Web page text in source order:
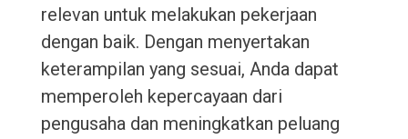
relevan untuk melakukan pekerjaan
dengan baik. Dengan menyertakan
keterampilan yang sesuai, Anda dapat
memperoleh kepercayaan dari
pengusaha dan meningkatkan peluang